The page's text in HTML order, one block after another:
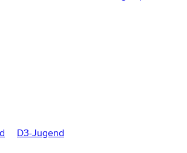
D3-Jugend